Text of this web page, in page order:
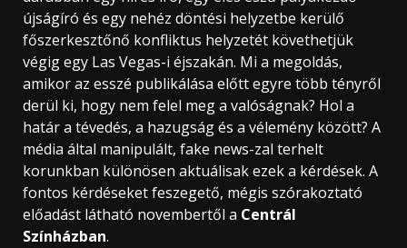
újságíró és egy nehéz döntési helyzetbe kerülő
főszerkesztőnő konfliktus helyzetét követhetjük
végig egy Las Vegas-i éjszakán. Mi a megoldás,
amikor az esszé publikálása előtt egyre több tényről
derül ki, hogy nem felel meg a valóságnak? Hol a
határ a tévedés, a hazugság és a vélemény között? A
média által manipulált, fake news-zal terhelt
korunkban különösen aktuálisak ezek a kérdések. A
fontos kérdéseket feszegető, mégis szórakoztató
előadást látható novembertől a Centrál
Színházban.